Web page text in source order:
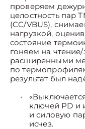
проверяем
целостность пар
(CC/VBUS),
нагрузкой,
состояние
гоняем на
расширенными
по
результат был
ключей PD и
и силовую
исчез.